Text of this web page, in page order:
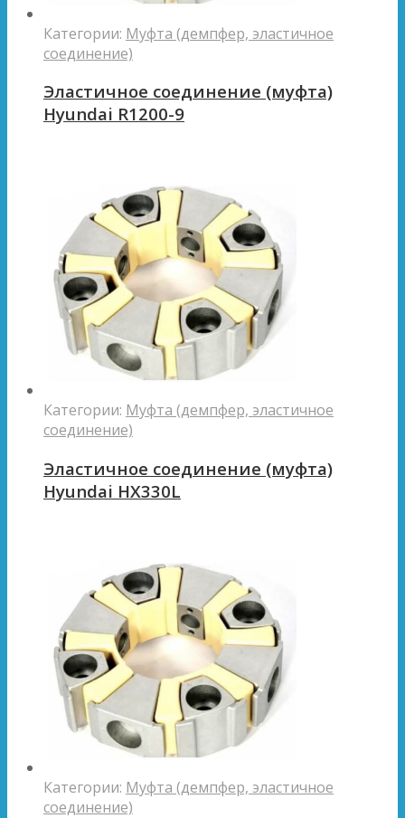
Категории: Муфта (демпфер, эластичное
соединение)
Эластичное соединение (муфта)
Hyundai R1200-9
Категории: Муфта (демпфер, эластичное
соединение)
Эластичное соединение (муфта)
Hyundai HX330L
Категории: Муфта (демпфер, эластичное
соединение)